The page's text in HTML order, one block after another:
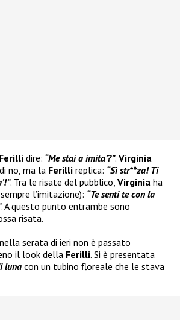
dire: “Me stai a imita’?”. Virginia
no, ma la Ferilli replica: “Sì str**za! Ti
. Tra le risate del pubblico, Virginia ha
l’imitazione): “Te senti te con la
. A questo punto entrambe sono
risata.
serata di ieri non è passato
il look della Ferilli. Si è presentata
luna con un tubino floreale che le stava